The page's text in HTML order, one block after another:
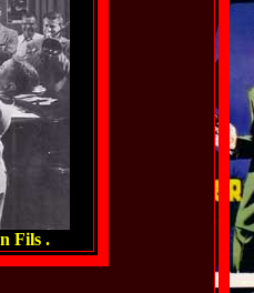
Fils .